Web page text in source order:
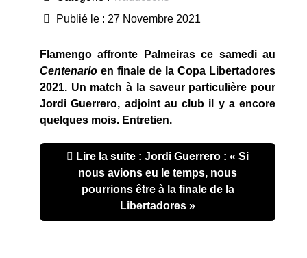
Publié le : 27 Novembre 2021
Flamengo affronte Palmeiras ce samedi au
Centenario en finale de la Copa Libertadores
2021. Un match à la saveur particulière pour
Jordi Guerrero, adjoint au club il y a encore
quelques mois. Entretien.
Lire la suite : Jordi Guerrero : « Si
nous avions eu le temps, nous
pourrions être à la finale de la
Libertadores »